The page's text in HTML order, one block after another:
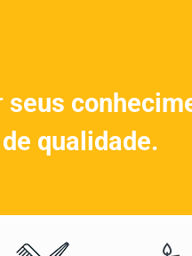
seus
qualidade.